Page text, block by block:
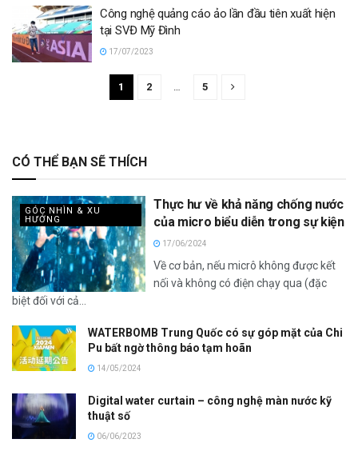
Công nghệ quảng cáo ảo lần đầu tiên xuất hiện
tại SVĐ Mỹ Đình
17/07/2023
1 2 … 5
CÓ THỂ BẠN SẼ THÍCH
GÓC NHÌN & XU
HƯỚNG
Thực hư về khả năng chống nước
của micro biểu diễn trong sự kiện
17/06/2024
Về cơ bản, nếu micrô không được kết
nối và không có điện chạy qua (đặc
biệt đối với cả...
WATERBOMB Trung Quốc có sự góp mặt của Chi
Pu bất ngờ thông báo tạm hoãn
14/05/2024
Digital water curtain – công nghệ màn nước kỹ
thuật số
06/06/2023